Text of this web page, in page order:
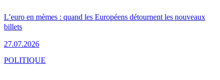
L’euro en mèmes : quand les Européens détournent les nouveaux
billets
27.07.2026
POLITIQUE